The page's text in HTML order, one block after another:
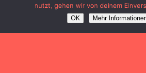
nutzt, gehen wir von deinem
OK Mehr